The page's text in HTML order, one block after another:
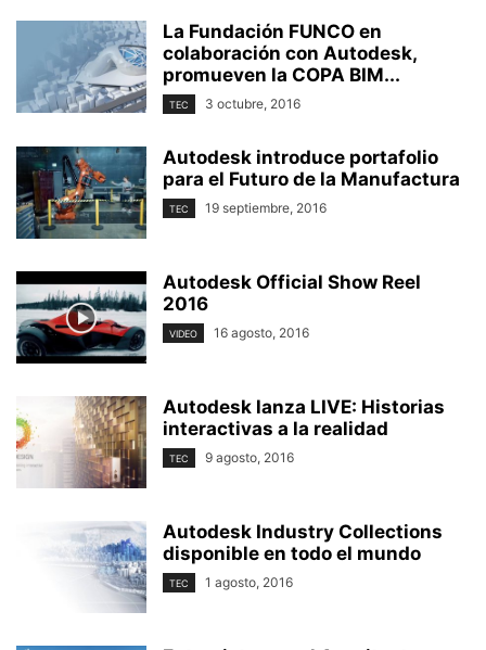
La Fundación FUNCO en
colaboración con Autodesk,
promueven la COPA BIM...
TEC 3 octubre, 2016
Autodesk introduce portafolio
para el Futuro de la Manufactura
TEC 19 septiembre, 2016
Autodesk Official Show Reel
2016
VIDEO 16 agosto, 2016
Autodesk lanza LIVE: Historias
interactivas a la realidad
TEC 9 agosto, 2016
Autodesk Industry Collections
disponible en todo el mundo
TEC 1 agosto, 2016